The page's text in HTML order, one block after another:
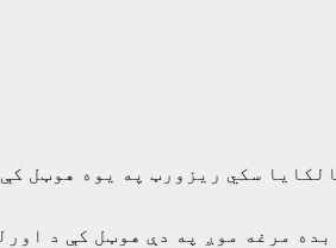
سکي ریزورټ په یوه هوټل
دې هوټل کې د اورلګېدنې له امله ۶۶